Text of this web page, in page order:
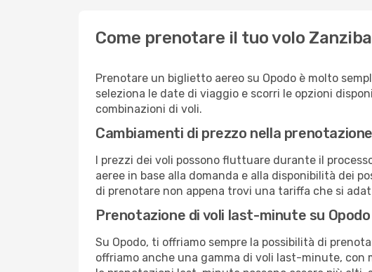
Come prenotare il tuo volo
Prenotare un biglietto aereo su Opodo è molto
seleziona le date di viaggio e scorri le opzioni
combinazioni di voli.
Cambiamenti di prezzo nella
I prezzi dei voli possono fluttuare durante il
aeree in base alla domanda e alla disponibilità dei
di prenotare non appena trovi una tariffa che si
Prenotazione di voli last-minute su Opodo
Su Opodo, ti offriamo sempre la possibilità di
offriamo anche una gamma di voli last-minute,